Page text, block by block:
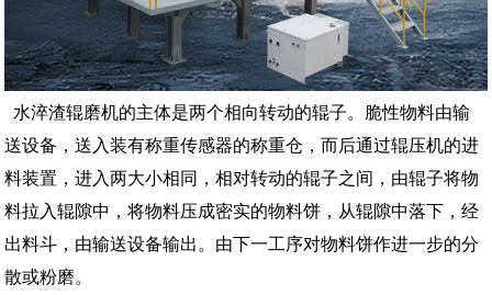
水淬渣辊磨机的主体是两个相向转动的辊子。脆性物料由输
送设备，送入装有称重传感器的称重仓，而后通过辊压机的进
料装置，进入两大小相同，相对转动的辊子之间，由辊子将物
料拉入辊隙中，将物料压成密实的物料饼，从辊隙中落下，经
出料斗，由输送设备输出。由下一工序对物料饼作进一步的分
散或粉磨。